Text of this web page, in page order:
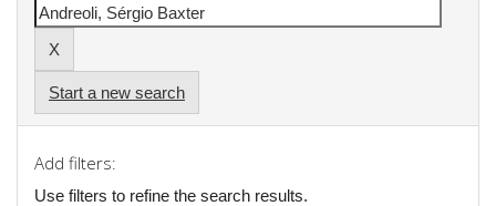
Start a new search
Add filters:
Use filters to refine the search results.